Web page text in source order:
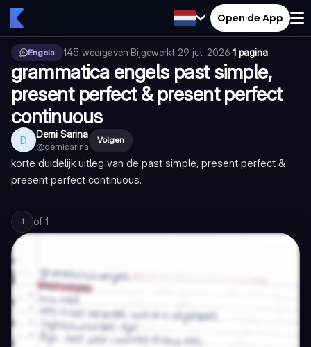
Open de App
Engels 145 weergaven·Bijgewerkt 29 jul. 2026·1 pagina
grammatica engels past simple,
present perfect & present perfect
continuous
D Demi Sarina
@demisarina
Volgen
korte duidelijk uitleg van de past simple, present perfect &
present perfect continuous.
1 of 1